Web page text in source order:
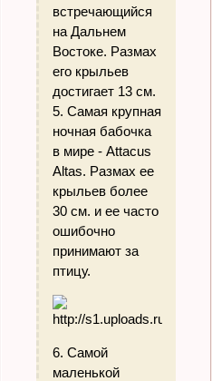
встречающийся
на Дальнем
Востоке. Размах
его крыльев
достигает 13 см.
5. Самая крупная
ночная бабочка
в мире - Attacus
Altas. Размах ее
крыльев более
30 см. и ее часто
ошибочно
принимают за
птицу.
6. Самой
маленькой